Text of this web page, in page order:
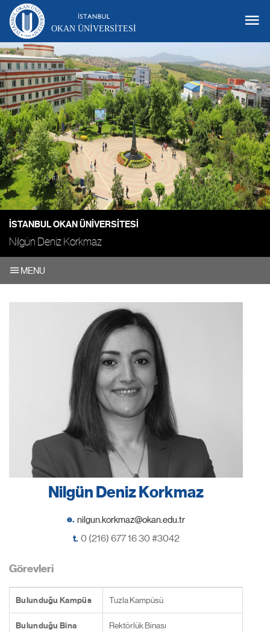
OKAN ÜNIVERSITESI
İSTANBUL OKAN ÜNIVERSITESI
Nilgün Deniz Korkmaz
MENU
Nilgün Deniz Korkmaz
e.
t. 0 (216) 677 16 30 #3042
Görevleri
Bulunduğu Kampüs Tuzla Kampüsü
Bulunduğu Bina Rektörlük Binası